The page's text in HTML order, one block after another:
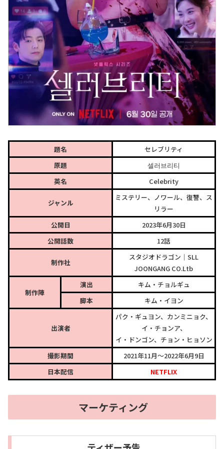
題名
セレブリティ
原題
셀러브리티
英名
Celebrity
ジャンル
ミステリー、ノワール、復讐、ス
リラー
公開日
2023年6月30日
公開話数
12話
制作社
スタジオドラゴン｜SLL
JOONGANG CO.Ltb
制作陣
演出
キム・チョルギュ
脚本
キム・イヨン
出演者
パク・ギュヨン、カンミニョク、
イ・チョンア、
イ・ドンゴン、チョン・ヒョソン
撮影期間
2021年11月～2022年6月9日
日本配信
NETFLIX
マーケティング